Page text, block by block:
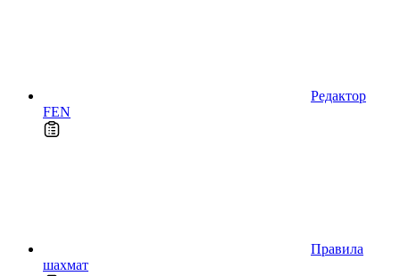
Редактор
FEN
Правила
шахмат